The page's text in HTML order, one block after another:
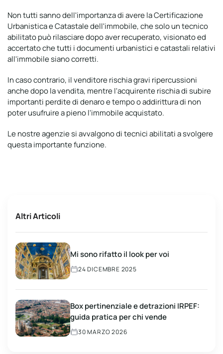
Non tutti sanno dell'importanza di avere la Certificazione
Urbanistica e Catastale dell'immobile, che solo un tecnico
abilitato può rilasciare dopo aver recuperato, visionato ed
accertato che tutti i documenti urbanistici e catastali relativi
all'immobile siano corretti.
In caso contrario, il venditore rischia gravi ripercussioni
anche dopo la vendita, mentre l'acquirente rischia di subire
importanti perdite di denaro e tempo o addirittura di non
poter usufruire a pieno l'immobile acquistato.
Le nostre agenzie si avvalgono di tecnici abilitati a svolgere
questa importante funzione.
Altri Articoli
Mi sono rifatto il look per voi
24 DICEMBRE 2025
Box pertinenziale e detrazioni IRPEF:
guida pratica per chi vende
30 MARZO 2026